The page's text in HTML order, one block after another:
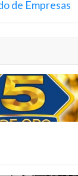
de Empresas